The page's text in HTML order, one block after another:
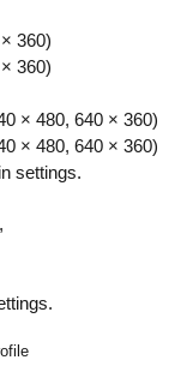
360)
360)
× 480, 640 × 360)
× 480, 640 × 360)
settings.